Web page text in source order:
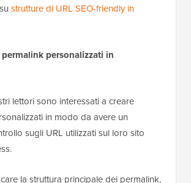
strutture di URL SEO-friendly in
permalink personalizzati in
lettori sono interessati a creare
in modo da avere un
sugli URL utilizzati sul loro sito
la struttura principale dei permalink,